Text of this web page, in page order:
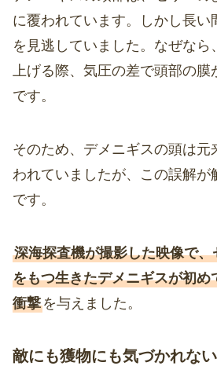
に覆われています。しかし長い
を見逃していました。なぜなら
上げる際、気圧の差で頭部の膜
です。
そのため、デメニギスの頭は元
われていましたが、この誤解が
です。
深海探査機が撮影した映像で
をもつ生きたデメニギスが初め
衝撃 を与えました。
敵にも獲物にも気づかれない